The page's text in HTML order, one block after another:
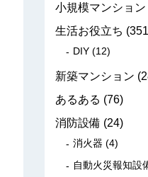
小規模マンション
生活お役立ち
DIY (12)
新築マンション
あるある (76)
消防設備 (24)
消火器 (4)
自動火災報知設